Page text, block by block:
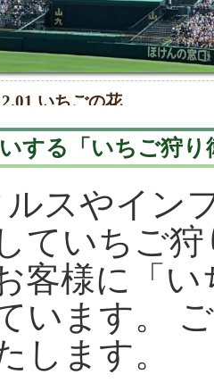
する「いちご狩り
スやイン
ていちご
客様に「
います。
します。